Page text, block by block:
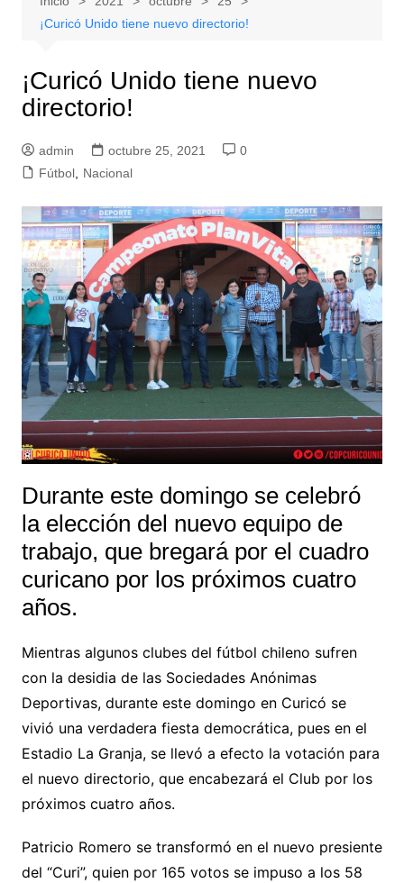
¡Curicó Unido tiene nuevo directorio!
¡Curicó Unido tiene nuevo
directorio!
admin octubre 25, 2021
0
Fútbol, Nacional
Durante este domingo se celebró
la elección del nuevo equipo de
trabajo, que bregará por el cuadro
curicano por los próximos cuatro
años.
Mientras algunos clubes del fútbol chileno sufren
con la desidia de las Sociedades Anónimas
Deportivas, durante este domingo en Curicó se
vivió una verdadera fiesta democrática, pues en el
Estadio La Granja, se llevó a efecto la votación para
el nuevo directorio, que encabezará el Club por los
próximos cuatro años.
Patricio Romero se transformó en el nuevo presiente
del “Curi”, quien por 165 votos se impuso a los 58